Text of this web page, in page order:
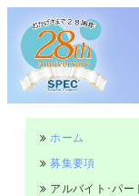
ホーム
募集要項
アルバイト･パー